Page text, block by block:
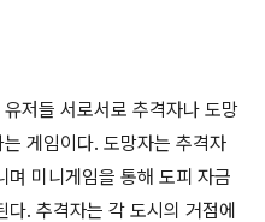
저들 서로서로 추격자나 도망
게임이다. 도망자는 추격자
며 미니게임을 통해 도피 자금
다. 추격자는 각 도시의 거점에